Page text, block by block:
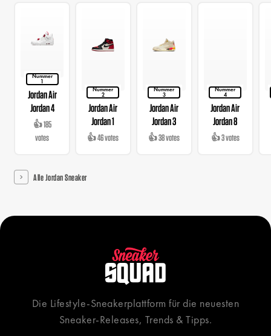
Nummer
1
Jordan Air
Jordan 4
👍 185
votes
Nummer
2
Jordan Air
Jordan 1
👍 46 votes
Nummer
3
Jordan Air
Jordan 3
👍 38 votes
Nummer
4
Jordan Air
Jordan 8
👍 3 votes
Alle Jordan Sneaker
Die Lifestyle-Sneakerplattform für die neuesten
Sneaker-Releases, Trends & Tipps.